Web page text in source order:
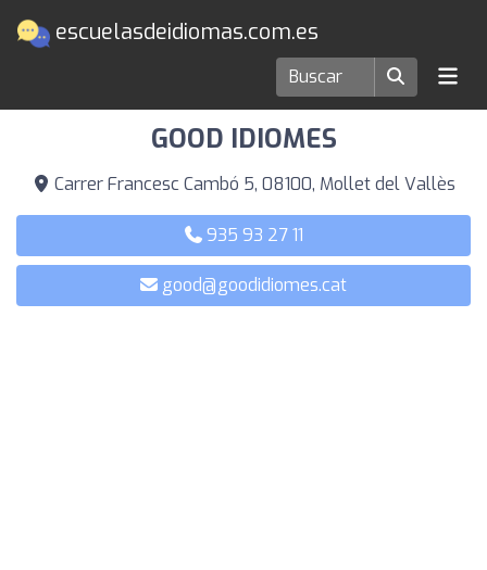
escuelasdeidiomas.com.es
Escuelas de idiomas en Mollet del Vallès
GOOD IDIOMES
Carrer Francesc Cambó 5, 08100, Mollet del Vallès
935 93 27 11
good@goodidiomes.cat